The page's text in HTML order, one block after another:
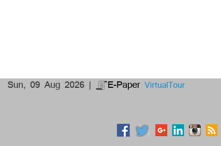
Sun, 09 Aug 2026 | E-Paper VirtualTour